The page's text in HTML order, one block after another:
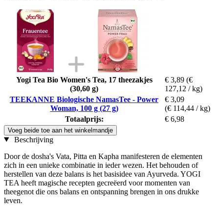
Yogi Tea Bio Women's Tea, 17 theezakjes
(30,60 g)
€ 3,89 (€
127,12 / kg)
TEEKANNE Biologische NamasTee - Power
Woman, 100 g (27 g)
€ 3,09
(€ 114,44 / kg)
Totaalprijs:
€ 6,98
Voeg beide toe aan het winkelmandje
Beschrijving
Door de dosha's Vata, Pitta en Kapha manifesteren de elementen
zich in een unieke combinatie in ieder wezen. Het behouden of
herstellen van deze balans is het basisidee van Ayurveda. YOGI
TEA heeft magische recepten gecreëerd voor momenten van
theegenot die ons balans en ontspanning brengen in ons drukke
leven.